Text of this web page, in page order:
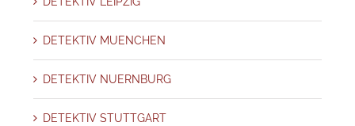
DETEKTIV MUENCHEN
DETEKTIV NUERNBURG
DETEKTIV STUTTGART